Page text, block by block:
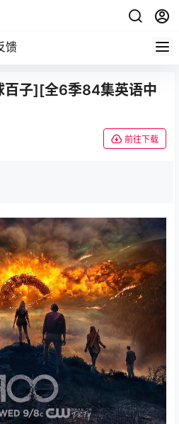
馈
百子][全6季84集英语中
前往下载